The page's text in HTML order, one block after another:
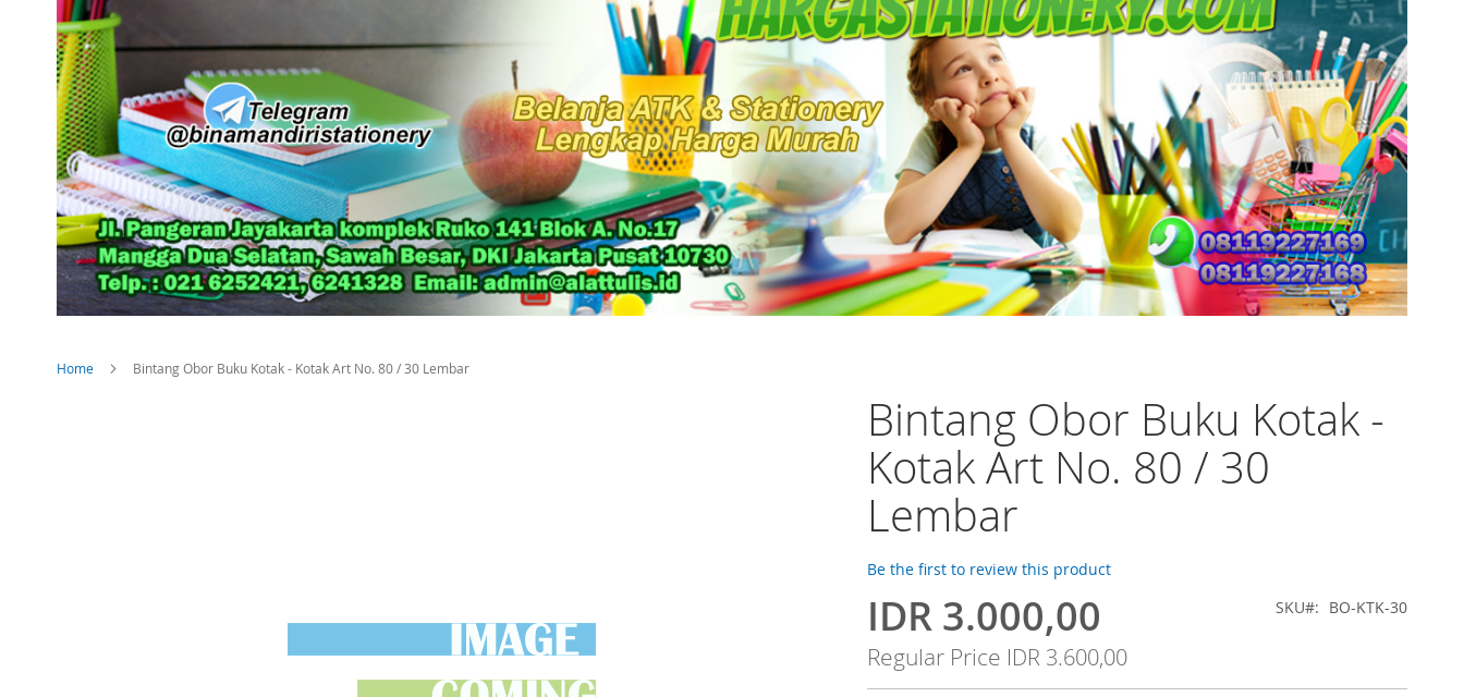
Home Bintang Obor Buku Kotak - Kotak Art No. 80 / 30 Lembar
Bintang Obor Buku Kotak -
Kotak Art No. 80 / 30
Lembar
Be the first to review this product
Special
Price
IDR 3.000,00
Regular Price IDR 3.600,00
SKU BO-KTK-30